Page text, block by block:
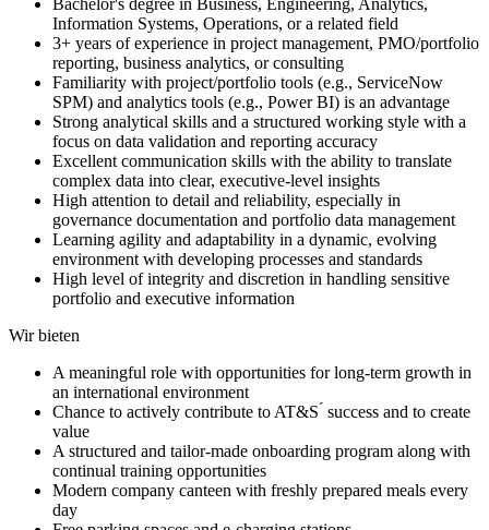
Bachelor's degree in Business, Engineering, Analytics,
Information Systems, Operations, or a related field
3+ years of experience in project management, PMO/portfolio
reporting, business analytics, or consulting
Familiarity with project/portfolio tools (e.g., ServiceNow
SPM) and analytics tools (e.g., Power BI) is an advantage
Strong analytical skills and a structured working style with a
focus on data validation and reporting accuracy
Excellent communication skills with the ability to translate
complex data into clear, executive-level insights
High attention to detail and reliability, especially in
governance documentation and portfolio data management
Learning agility and adaptability in a dynamic, evolving
environment with developing processes and standards
High level of integrity and discretion in handling sensitive
portfolio and executive information
Wir bieten
A meaningful role with opportunities for long-term growth in
an international environment
Chance to actively contribute to AT&S ́ success and to create
value
A structured and tailor-made onboarding program along with
continual training opportunities
Modern company canteen with freshly prepared meals every
day